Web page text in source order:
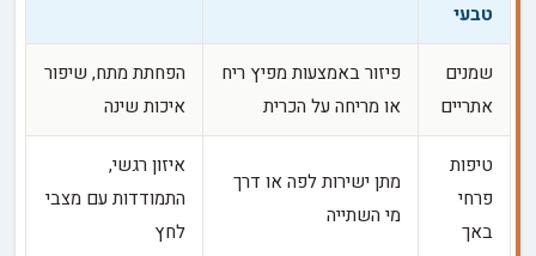
טבעי
שמנים
אתריים
פיזור באמצעות מפיץ ריח
או מריחה על הכרית
הפחתת מתח, שיפור
איכות שינה
טיפות
פרחי
באך
מתן ישירות לפה או דרך
מי השתייה
איזון רגשי,
התמודדות עם מצבי
לחץ